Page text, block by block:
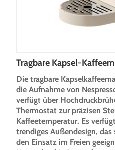
Tragbare Kapsel-
Die tragbare
die Aufnahme von
verfügt über
Thermostat zur präzisen
Kaffeetemperatur. Es
trendiges Außendesign, das
den Einsatz im Freien